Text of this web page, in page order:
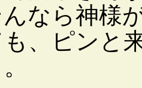
んなら神様
、ピンと